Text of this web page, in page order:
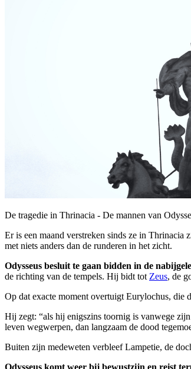
De tragedie in Thrinacia - De mannen van
Er is een maand verstreken sinds ze in Thrinacia
met niets anders dan de runderen in het zicht.
Odysseus besluit te gaan bidden in de
de richting van de tempels. Hij bidt tot Zeus, de
Op dat exacte moment overtuigt Eurylochus, die
Hij zegt: “als hij enigszins toornig is vanwege
leven wegwerpen, dan langzaam de dood
Buiten zijn medeweten verbleef Lampetie, de
Odysseus komt weer bij bewustzijn en reist